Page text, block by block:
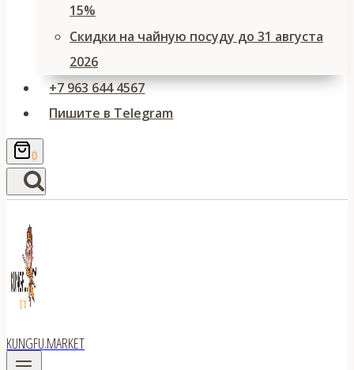
15%
Скидки на чайную посуду до 31 августа
2026
+7 963 644 4567
Пишите в Telegram
0
KUNGFU.MARKET